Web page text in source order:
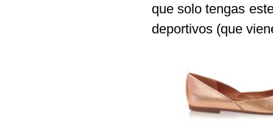
que solo tengas
deportivos (que